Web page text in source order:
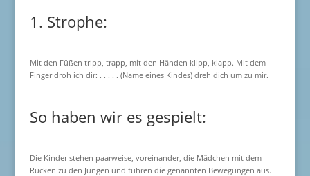
1. Strophe:
Mit den Füßen tripp, trapp, mit den Händen klipp, klapp. Mit dem
Finger droh ich dir: . . . . . (Name eines Kindes) dreh dich um zu mir.
So haben wir es gespielt:
Die Kinder stehen paarweise, voreinander, die Mädchen mit dem
Rücken zu den Jungen und führen die genannten Bewegungen aus.